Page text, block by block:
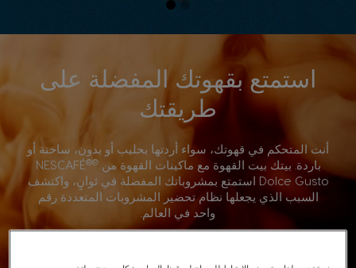
استمتع بقهوتك المفضلة على
طريقتك
أنت المتحكم في قهوتك، سواء أردتها بحليب أو بدون، ساخنة أو
باردة. بيتك بيت القهوة مع ماكينات القهوة من®
NESCAFÉ®
Dolce Gusto استمتع بمشروباتك المفضلة في ثوانٍ، واكتشف
السبب الذي يجعلها نظام تحضير المشروبات المتعددة رقم
واحد في العالم.